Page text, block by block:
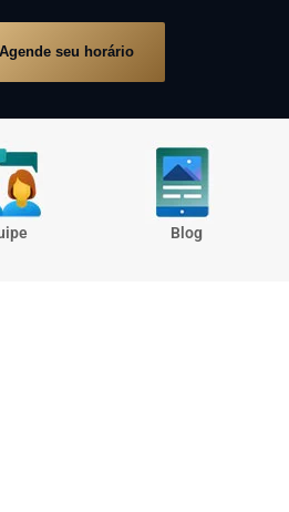
Agende seu horário
Blog